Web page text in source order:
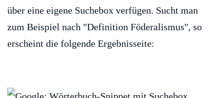
über eine eigene Suchebox verfügen. Sucht man
zum Beispiel nach "Definition Föderalismus", so
erscheint die folgende Ergebnisseite: